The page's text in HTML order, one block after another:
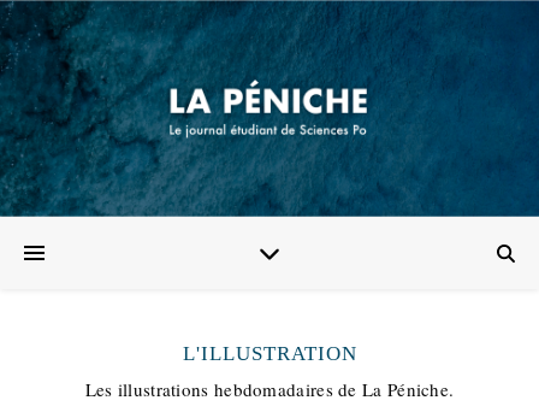
L'ILLUSTRATION
Les illustrations hebdomadaires de La Péniche.